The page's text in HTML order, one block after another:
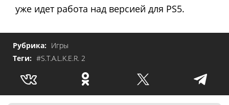
уже идет работа над версией для PS5.
Рубрика: Игры
Теги: #S.T.A.L.K.E.R. 2